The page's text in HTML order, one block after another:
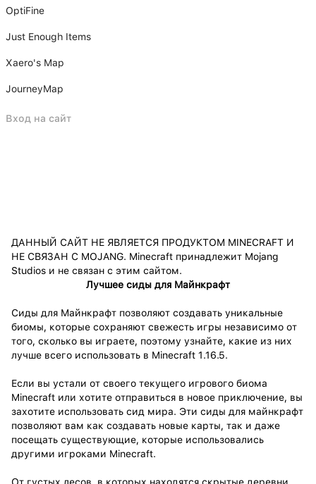
OptiFine
Just Enough Items
Xаero's Mаp
JourneyMap
Вход на сайт
ДАННЫЙ САЙТ НЕ ЯВЛЯЕТСЯ ПРОДУКТОМ MINECRAFT И
НЕ СВЯЗАН С MOJANG. Minecraft принадлежит Mojang
Studios и не связан с этим сайтом.
Лучшее сиды для Майнкрафт
Сиды для Майнкрафт позволяют создавать уникальные
биомы, которые сохраняют свежесть игры независимо от
того, сколько вы играете, поэтому узнайте, какие из них
лучше всего использовать в Minecraft 1.16.5.
Если вы устали от своего текущего игрового биома
Minecraft или хотите отправиться в новое приключение, вы
захотите использовать сид мира. Эти сиды для майнкрафт
позволяют вам как создавать новые карты, так и даже
посещать существующие, которые использовались
другими игроками Minecraft.